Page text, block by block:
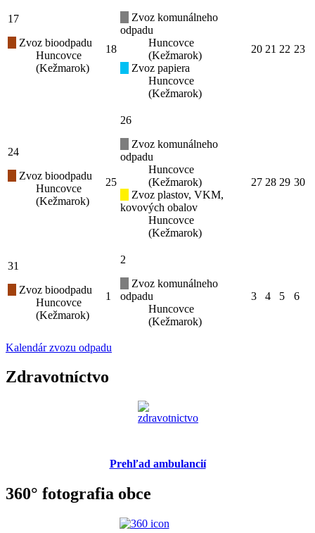
17
Zvoz bioodpadu
Huncovce
(Kežmarok)
18
Zvoz komunálneho
odpadu
Huncovce
(Kežmarok)
Zvoz papiera
Huncovce
(Kežmarok)
20 21 22 23
24
Zvoz bioodpadu
Huncovce
(Kežmarok)
25
26
Zvoz komunálneho
odpadu
Huncovce
(Kežmarok)
Zvoz plastov, VKM,
kovových obalov
Huncovce
(Kežmarok)
27 28 29 30
31
Zvoz bioodpadu
Huncovce
(Kežmarok)
1
2
Zvoz komunálneho
odpadu
Huncovce
(Kežmarok)
3 4 5 6
Kalendár zvozu odpadu
Zdravotníctvo
Prehľad ambulancií
360° fotografia obce